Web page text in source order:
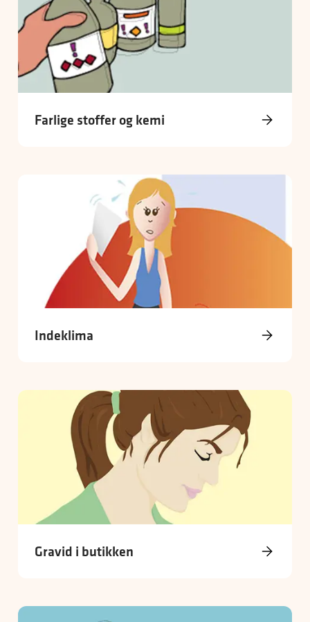
Farlige stoffer og kemi
Indeklima
Gravid i butikken